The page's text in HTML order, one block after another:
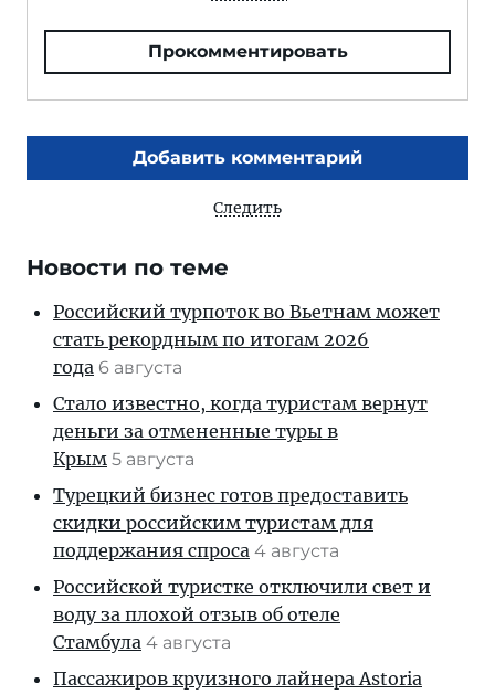
Прокомментировать
Добавить комментарий
Следить
Новости по теме
Российский турпоток во Вьетнам может
стать рекордным по итогам 2026
года 6 августа
Стало известно, когда туристам вернут
деньги за отмененные туры в
Крым 5 августа
Турецкий бизнес готов предоставить
скидки российским туристам для
поддержания спроса 4 августа
Российской туристке отключили свет и
воду за плохой отзыв об отеле
Стамбула 4 августа
Пассажиров круизного лайнера Astoria